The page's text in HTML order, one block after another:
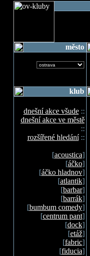
město
klub
dnešní akce všude::
dnešní akce ve městě
::
rozšířené hledání::
[acoustica]
[áčko]
[áčko hladnov]
[atlantik]
[barbar]
[barrák]
[bumbum comedy]
[centrum pant]
[dock]
[etáž]
[fabric]
[fiducia]